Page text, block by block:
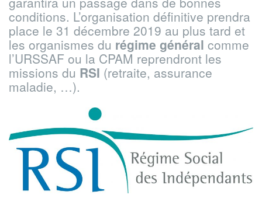
conditions. L’organisation définitive prendra
place le 31 décembre 2019 au plus tard et
les organismes du régime général comme
l’URSSAF ou la CPAM reprendront les
missions du RSI (retraite, assurance
maladie, …).